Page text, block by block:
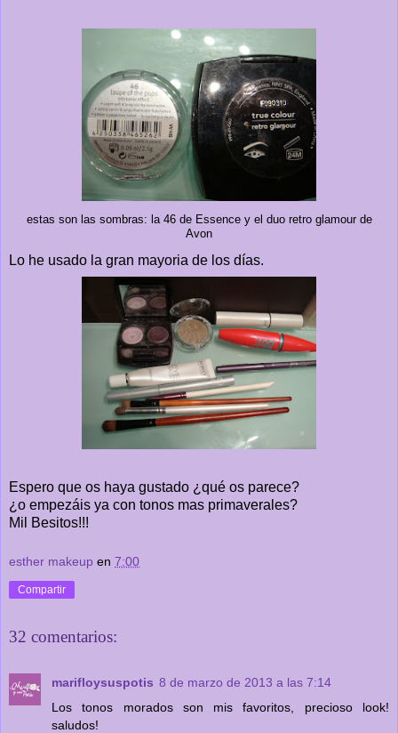
estas son las sombras: la 46 de Essence y el duo retro glamour de
Avon
Lo he usado la gran mayoria de los días.
Espero que os haya gustado ¿qué os parece?
¿o empezáis ya con tonos mas primaverales?
Mil Besitos!!!
esther makeup en 7:00
Compartir
32 comentarios:
marifloysuspotis 8 de marzo de 2013 a las 7:14
Los tonos morados son mis favoritos, precioso look!
saludos!